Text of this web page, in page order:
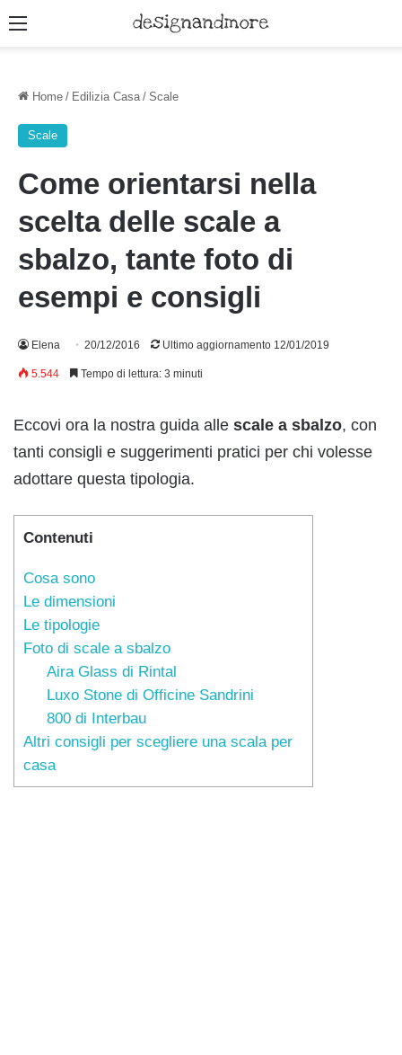
Menu
Home / Edilizia Casa / Scale
Scale
Come orientarsi nella
scelta delle scale a
sbalzo, tante foto di
esempi e consigli
Elena 20/12/2016 Ultimo aggiornamento 12/01/2019
5.544 Tempo di lettura: 3 minuti
Eccovi ora la nostra guida alle scale a sbalzo, con
tanti consigli e suggerimenti pratici per chi volesse
adottare questa tipologia.
Contenuti
Cosa sono
Le dimensioni
Le tipologie
Foto di scale a sbalzo
Aira Glass di Rintal
Luxo Stone di Officine Sandrini
800 di Interbau
Altri consigli per scegliere una scala per
casa